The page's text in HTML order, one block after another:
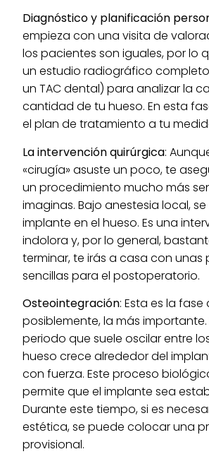
Diagnóstico y planificación
empieza con una visita de
los pacientes son iguales, por lo
un estudio radiográfico
un TAC dental) para analizar la
cantidad de tu hueso. En esta
el plan de tratamiento a tu
La intervención quirúrgica:
«cirugía» asuste un poco, te
un procedimiento mucho más
imaginas. Bajo anestesia local,
implante en el hueso. Es una
indolora y, por lo general,
terminar, te irás a casa con unas
sencillas para el postoperatorio.
Osteointegración: Esta es la
posiblemente, la más
periodo que suele oscilar entre
hueso crece alrededor del
con fuerza. Este proceso
permite que el implante sea
Durante este tiempo, si es
estética, se puede colocar una
provisional.